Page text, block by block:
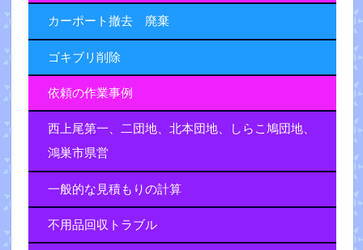
カーポート撤去 廃棄
ゴキブリ削除
依頼の作業事例
西上尾第一、二団地、北本団地、しらこ鳩団地、
鴻巣市県営
一般的な見積もりの計算
不用品回収トラブル